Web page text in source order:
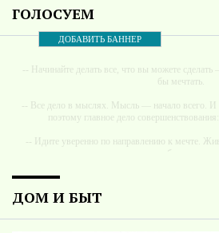
ГОЛОСУЕМ
ДОБАВИТЬ БАННЕР
-- Начинайте делать все, что вы можете сделать
бы мечтать.
-- Все дело в мыслях. Мысль — начало всего. И
поэтому главное дело
-- Идите уверенно по направлению к мечте.
-- Самое большое богатство — это ум. Самая
ДОМ И БЫТ